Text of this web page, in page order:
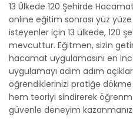
13 Ülkede 120 Şehirde
online eğitim sonrası yüz
isteyenler için 13 ülkede, 120
mevcuttur. Eğitmen, sizin
hacamat uygulamasını en
uygulamayı adım adım
öğrendiklerinizi pratiğe dökme
hem teoriyi sindirerek
güvenle deneyim